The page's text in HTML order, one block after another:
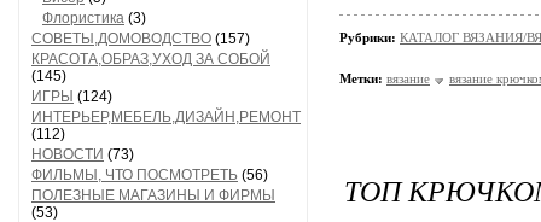
Флористика (3)
СОВЕТЫ,ДОМОВОДСТВО (157)
КРАСОТА,ОБРАЗ,УХОД ЗА СОБОЙ
(145)
ИГРЫ (124)
ИНТЕРЬЕР,МЕБЕЛЬ,ДИЗАЙН,РЕМОНТ
(112)
НОВОСТИ (73)
ФИЛЬМЫ, ЧТО ПОСМОТРЕТЬ (56)
ПОЛЕЗНЫЕ МАГАЗИНЫ И ФИРМЫ
(53)
Рубрики: КАТАЛОГ ВЯЗАНИЯ/
Метки: вязание вязание
ТОП